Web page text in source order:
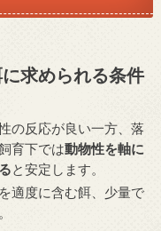
求められる条件
の反応が良い一方、落
育下では動物性を軸に
と安定します。
適度に含む餌、少量で